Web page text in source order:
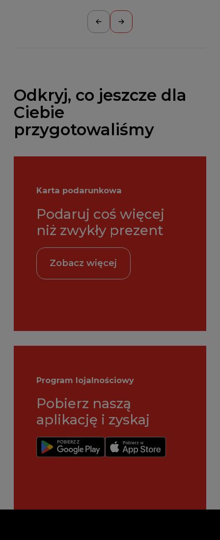
Odkryj, co jeszcze dla
Ciebie
przygotowaliśmy
Karta podarunkowa
Podaruj coś więcej
niż zwykły prezent
Zobacz więcej
Program lojalnościowy
Pobierz naszą
aplikację i zyskaj